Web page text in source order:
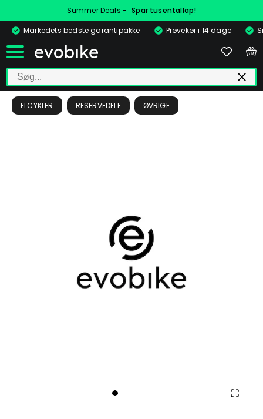
Summer Deals - Spar tusentallap!
Markedets bedste garantipakke
Prøvekør i 14 dage
ELCYKLER RESERVEDELE ØVRIGE